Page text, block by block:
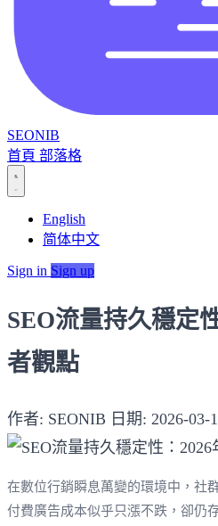
SEONIB
首頁 部落格
English
简体中文
Sign in Sign up
SEO流量持久穩定
者觀點
作者: SEONIB 日期: 2026-03-
在數位行銷瞬息萬變的環境中，社
付費廣告成本似乎只漲不跌，卻仍